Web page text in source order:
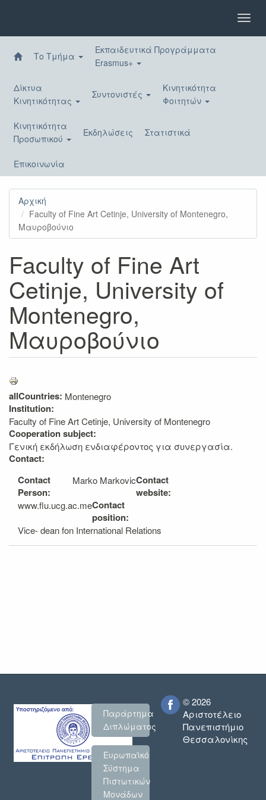
περιεχόμενο
Το Τμήμα
Εκπαιδευτικά Προγράμματα
Erasmus+
Δίκτυα
Κινητικότητας
Συντονιστές
Κινητικότητα
Φοιτητών
Κινητικότητα
Προσωπικού
Εκδηλώσεις Στατιστικά
Επικοινωνία
Αρχική
Faculty of Fine Art Cetinje, University of Montenegro,
Μαυροβούνιο
Faculty of Fine Art
Cetinje, University of
Montenegro,
Μαυροβούνιο
allCountries: Montenegro
Institution:
Faculty of Fine Art Cetinje, University of Montenegro
Cooperation subject:
Γενική εκδήλωση ενδιαφέροντος για συνεργασία.
Contact:
Contact
Person:
Marko MarkovicContact
website:
www.flu.ucg.ac.meContact
position:
Vice- dean fon International Relations
Παράρτημα
Διπλώματος
Ευρωπαϊκό
Σύστημα
Πιστωτικών
Μονάδων
© 2026
Αριστοτέλειο
Πανεπιστήμιο
Θεσσαλονίκης